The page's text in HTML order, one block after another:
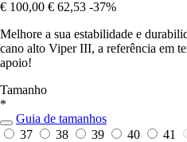
€ 100,00 € 62,53 -37%
Melhore a sua estabilidade e
cano alto Viper III, a referência em
apoio!
Tamanho
*
Guia de tamanhos
37
38 39 40 41